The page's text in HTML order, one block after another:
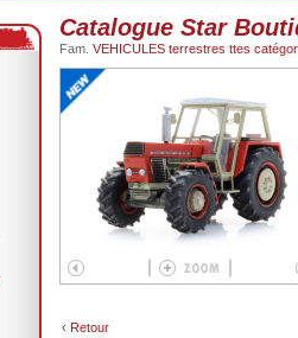
Catalogue Star
Fam. VEHICULES terrestres ttes
‹ Retour